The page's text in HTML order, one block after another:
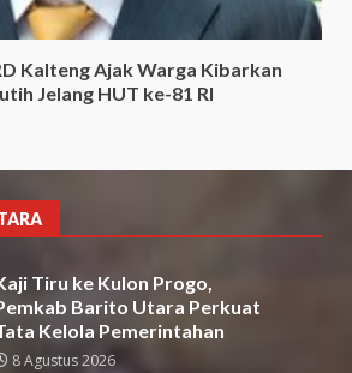
Kalteng Ajak Warga Kibarkan
Jelang HUT ke-81 RI
Tiru ke Kulon Progo,
Barito Utara Perkuat
Kelola Pemerintahan
8 Agustus 2026